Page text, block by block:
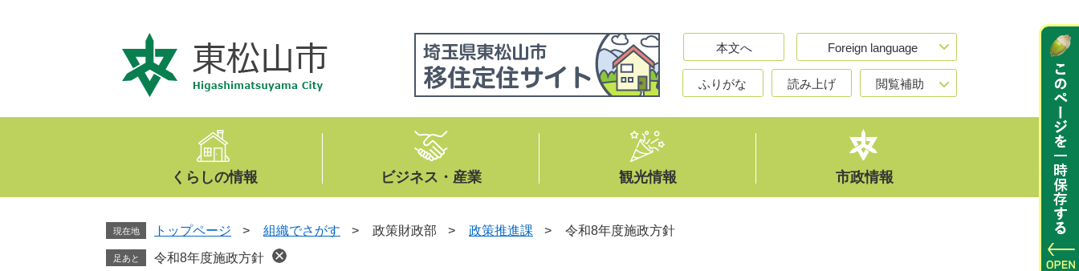
文
本文へ Foreign language
ふりがな 読み上げ 閲覧補助
くらしの情報 ビジネス・産業 観光情報 市政情報
現在地 トップページ > 組織でさがす > 政策財政部 > 政策推進課 > 令和8年度施政方針
足あと 令和8年度施政方針